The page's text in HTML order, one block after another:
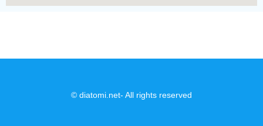
© diatomi.net- All rights reserved